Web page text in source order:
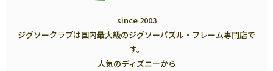
since 2003
ジグソークラブは国内最大級のジグソーパズル・フレーム専門店で
す。
人気のディズニーから